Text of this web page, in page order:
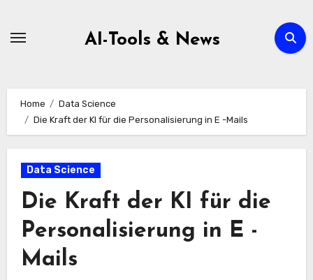
AI-Tools & News
Home
Data Science
Die Kraft der KI für die Personalisierung in E -Mails
Data Science
Die Kraft der KI für die
Personalisierung in E -
Mails